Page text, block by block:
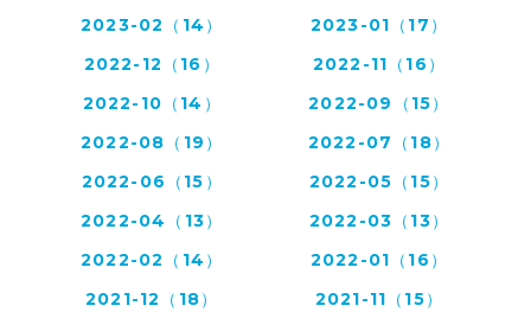
2023-02（14）
2023-01（17）
2022-12（16）
2022-11（16）
2022-10（14）
2022-09（15）
2022-08（19）
2022-07（18）
2022-06（15）
2022-05（15）
2022-04（13）
2022-03（13）
2022-02（14）
2022-01（16）
2021-12（18）
2021-11（15）